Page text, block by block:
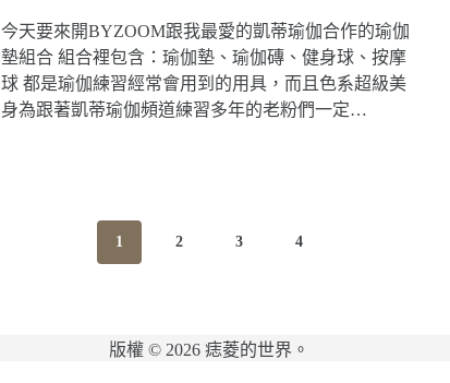
今天要來開BYZOOM跟我最愛的凱蒂瑜伽合作的瑜伽
墊組合 組合裡包含：瑜伽墊、瑜伽磚、健身球、按摩
球 都是瑜伽練習經常會用到的用具，而且色系超級美
身為跟著凱蒂瑜伽頻道練習多年的老粉們一定…
1 2 3 4
版權 © 2026 痣菱的世界。